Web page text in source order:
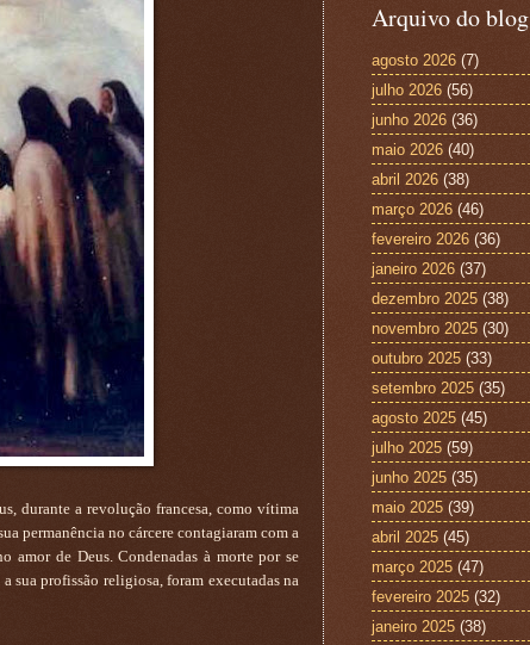
durante a revolução francesa, como vítima
permanência no cárcere contagiaram com a
amor de Deus. Condenadas à morte por se
sua profissão religiosa, foram executadas na
Arquivo do blog
agosto 2026 (7)
julho 2026 (56)
junho 2026 (36)
maio 2026 (40)
abril 2026 (38)
março 2026 (46)
fevereiro 2026 (36)
janeiro 2026 (37)
dezembro 2025 (38)
novembro 2025 (30)
outubro 2025 (33)
setembro 2025 (35)
agosto 2025 (45)
julho 2025 (59)
junho 2025 (35)
maio 2025 (39)
abril 2025 (45)
março 2025 (47)
fevereiro 2025 (32)
janeiro 2025 (38)